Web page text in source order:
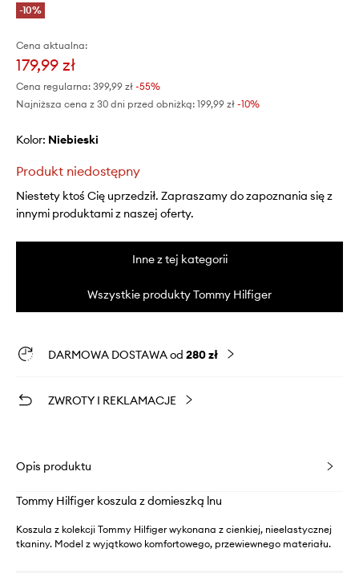
-10%
Cena aktualna:
179,99 zł
Cena regularna: 399,99 zł -55%
Najniższa cena z 30 dni przed obniżką: 199,99 zł -10%
Kolor: niebieski
Produkt niedostępny
Niestety ktoś Cię uprzedził. Zapraszamy do zapoznania się z
innymi produktami z naszej oferty.
Inne z tej kategorii
Wszystkie produkty Tommy Hilfiger
DARMOWA DOSTAWA od 280 zł
ZWROTY I REKLAMACJE
Opis produktu
Tommy Hilfiger koszula z domieszką lnu
Koszula z kolekcji Tommy Hilfiger wykonana z cienkiej, nieelastycznej
tkaniny. Model z wyjątkowo komfortowego, przewiewnego materiału.